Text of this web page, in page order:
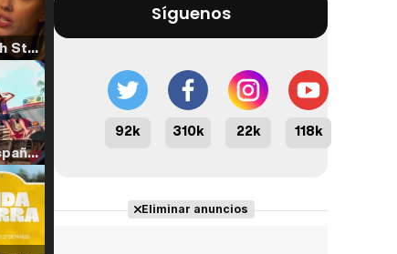
Tráiler 'North Star' (2023)
Tráiler en español de 'La isla olvidada'
Síguenos
92k 310k 22k 118k
Eliminar anuncios